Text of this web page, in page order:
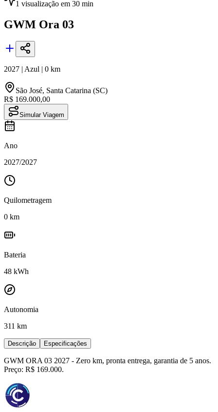
1 visualização em 30 min
GWM Ora 03
2027 | Azul | 0 km
São José, Santa Catarina (SC)
R$ 169.000,00
Simular Viagem
Ano
2027/2027
Quilometragem
0 km
Bateria
48 kWh
Autonomia
311 km
Descrição Especificações
GWM ORA 03 2027 - Zero km, pronta entrega, garantia de 5 anos.
Preço: R$ 169.000.